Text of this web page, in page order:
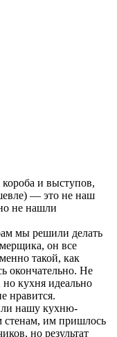
короба и выступов,
— это не наш
не нашли
мы решили делать
он все
такой, как
окончательно. Не
кухня идеально
нравится.
нашу кухню-
стенам, им пришлось
но результат